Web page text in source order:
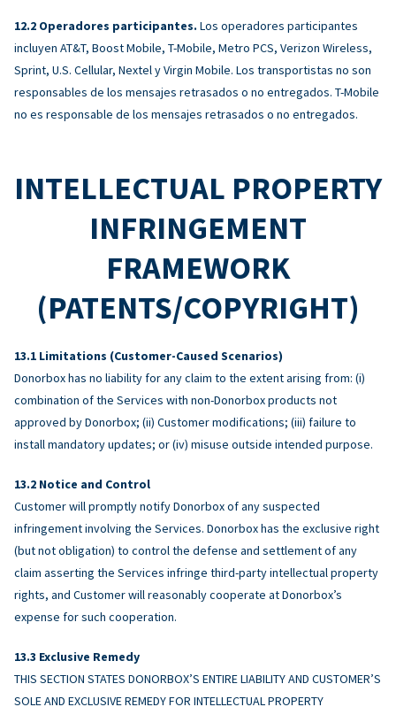
Operadores participantes. Los operadores participantes
incluyen AT&T, Boost Mobile, T-Mobile, Metro PCS, Verizon Wireless,
Sprint, U.S. Cellular, Nextel y Virgin Mobile. Los transportistas no son
responsables de los mensajes retrasados ​​o no entregados. T-Mobile
no es responsable de los mensajes retrasados ​​o no entregados.
INTELLECTUAL PROPERTY
INFRINGEMENT
FRAMEWORK
(PATENTS/COPYRIGHT)
Limitations (Customer-Caused Scenarios)
Donorbox has no liability for any claim to the extent arising from: (i)
combination of the Services with non-Donorbox products not
approved by Donorbox; (ii) Customer modifications; (iii) failure to
install mandatory updates; or (iv) misuse outside intended purpose.
Notice and Control
Customer will promptly notify Donorbox of any suspected
infringement involving the Services. Donorbox has the exclusive right
(but not obligation) to control the defense and settlement of any
claim asserting the Services infringe third-party intellectual property
rights, and Customer will reasonably cooperate at Donorbox’s
expense for such cooperation.
Exclusive Remedy
THIS SECTION STATES DONORBOX’S ENTIRE LIABILITY AND CUSTOMER’S
SOLE AND EXCLUSIVE REMEDY FOR INTELLECTUAL PROPERTY